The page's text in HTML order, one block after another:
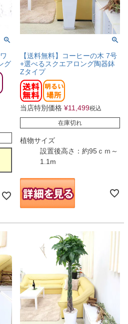
グ
【送料無料】コーヒーの木 7号
+選べるスクエアロング陶器鉢
Zタイプ
当店特別価格 ¥11,499税込
在庫切れ
植物サイズ
設置後高さ：約95ｃｍ～
1.1m